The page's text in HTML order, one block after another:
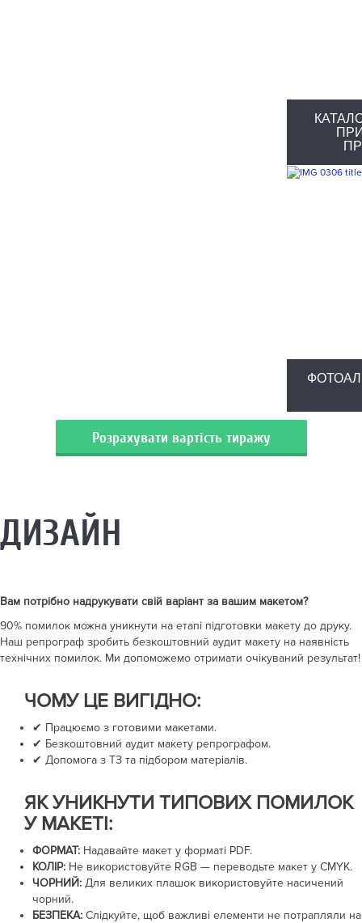
Розрахувати вартість тиражу
ДИЗАЙН
Вам потрібно надрукувати свій варіант за вашим макетом?
90% помилок можна уникнути на етапі підготовки макету до друку.
Наш репрограф зробить безкоштовний аудит макету на наявність
технічних помилок. Ми допоможемо отримати очікуваний результат!
ЧОМУ ЦЕ ВИГІДНО:
✔ Працюємо з готовими макетами.
✔ Безкоштовний аудит макету репрографом.
✔ Допомога з ТЗ та підбором матеріалів.
ЯК УНИКНУТИ ТИПОВИХ ПОМИЛОК
У МАКЕТІ:
ФОРМАТ: Надавайте макет у форматі PDF.
КОЛІР: Не використовуйте RGB — переводьте макет у CMYK.
ЧОРНИЙ: Для великих плашок використовуйте насичений
чорний.
БЕЗПЕКА: Слідкуйте, щоб важливі елементи не потрапляли на